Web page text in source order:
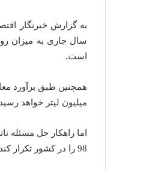
به گزارش خبرنگار
است.
میلیون لیتر خواهد
اما راهکار حل مسئله
98 را در کشور تکرار کند.